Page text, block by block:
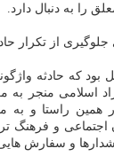
را به دنبال دارد.
از تكرار
بود كه حادثه
اسلامی منجر
همین راستا و به
و فرهنگ
و سفارش